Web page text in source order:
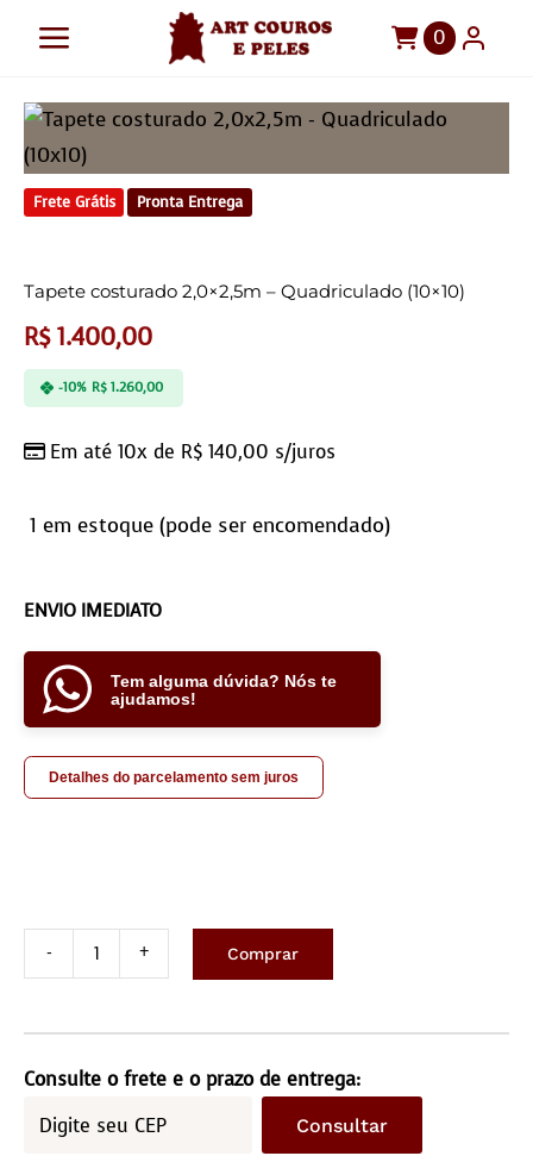
para
conteúdo
Toggle
Navigation
Tapetes
Pelegos
Sob Medida!
0
Frete Grátis Pronta Entrega
Tapete costurado 2,0×2,5m – Quadriculado (10×10)
R$1.400,00
Em até 10x de R$ 140,00 s/juros
-10% R$1.260,00
1 em estoque (pode ser encomendado)
ENVIO IMEDIATO
Tem alguma dúvida? Nós te
ajudamos!
Detalhes do parcelamento sem juros
2,0x2,5m
-
Quadriculado
Comprar
Consulte o frete e o prazo de entrega:
Consultar